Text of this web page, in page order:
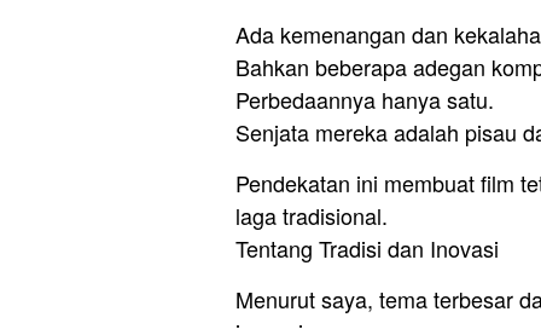
Ada kemenangan dan
Bahkan beberapa adegan
Perbedaannya hanya satu.
Senjata mereka adalah pisau
Pendekatan ini membuat film
laga tradisional.
Tentang Tradisi dan Inovasi
Menurut saya, tema terbesar